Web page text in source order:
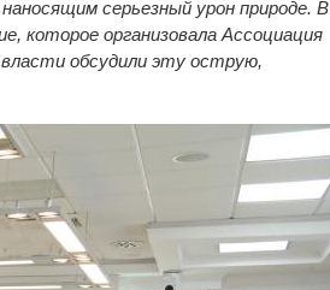
серьезный урон природе. В
которое организовала Ассоциация
обсудили эту острую,